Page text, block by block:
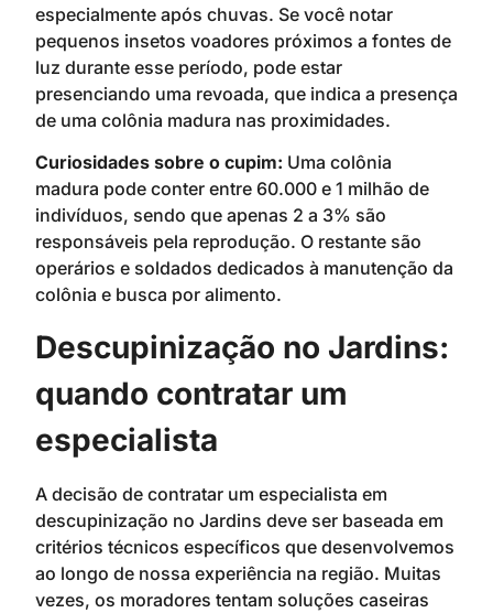
especialmente após chuvas. Se você notar
pequenos insetos voadores próximos a fontes de
luz durante esse período, pode estar
presenciando uma revoada, que indica a presença
de uma colônia madura nas proximidades.
Curiosidades sobre o cupim: Uma colônia
madura pode conter entre 60.000 e 1 milhão de
indivíduos, sendo que apenas 2 a 3% são
responsáveis pela reprodução. O restante são
operários e soldados dedicados à manutenção da
colônia e busca por alimento.
Descupinização no Jardins:
quando contratar um
especialista
A decisão de contratar um especialista em
descupinização no Jardins deve ser baseada em
critérios técnicos específicos que desenvolvemos
ao longo de nossa experiência na região. Muitas
vezes, os moradores tentam soluções caseiras